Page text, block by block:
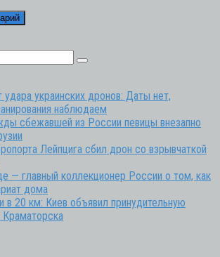
украинских дронов: Даты нет,
наблюдаем
сбежавшей из России певицы внезапно
Лейпцига сбил дрон со взрывчаткой
— главный коллекционер России о том, как
дома
в 20 км: Киев объявил принудительную
Краматорска